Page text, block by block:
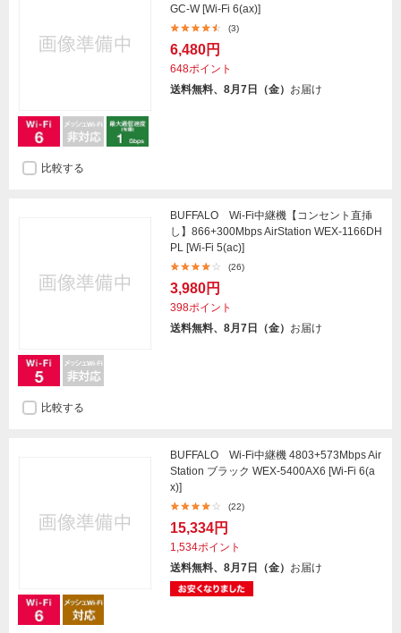
GC-W [Wi-Fi 6(ax)]
(3)
6,480円
648ポイント
送料無料、8月7日（金） お届け
比較する
BUFFALO Wi-Fi中継機【コンセント直挿
し】866+300Mbps AirStation WEX-1166DH
PL [Wi-Fi 5(ac)]
(26)
3,980円
398ポイント
送料無料、8月7日（金） お届け
比較する
BUFFALO Wi-Fi中継機 4803+573Mbps Air
Station ブラック WEX-5400AX6 [Wi-Fi 6(a
x)]
(22)
15,334円
1,534ポイント
送料無料、8月7日（金） お届け